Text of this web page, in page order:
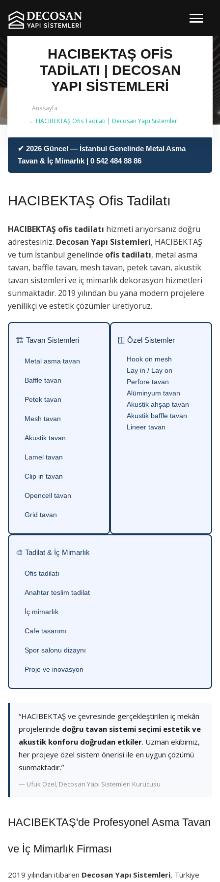
HACIBEKTAŞ OFIS
TADILATI | DECOSAN
YAPI SISTEMLERI
Anasayfa
HACIBEKTAŞ Ofis Tadilatı | Decosan Yapı Sistemleri
✔ 2026 Güncel — İstanbul Genelinde Metal Asma
Tavan & İç Mimarlık | 0 542 484 88 86
HACIBEKTAŞ Ofis Tadilatı
HACIBEKTAŞ ofis tadilatı hizmeti arıyorsanız doğru
adrestesiniz. Decosan Yapı Sistemleri, HACIBEKTAŞ
ve tüm İstanbul genelinde ofis tadilatı, metal asma
tavan, baffle tavan, mesh tavan, petek tavan, akustik
tavan sistemleri ve iç mimarlık dekorasyon hizmetleri
sunmaktadır. 2019 yılından bu yana modern projelere
yenilikçi ve estetik çözümler üretiyoruz.
🏗 Tavan Sistemleri
Metal asma tavan
Baffle tavan
Petek tavan
Mesh tavan
Akustik tavan
Lamel tavan
Clip in tavan
Opencell tavan
Grid tavan
🪟 Özel Sistemler
Hook on mesh
Lay in / Lay on
Perfore tavan
Alüminyum tavan
Akustik ahşap tavan
Akustik baffle tavan
Lineer tavan
🎨 Tadilat & İç Mimarlık
Ofis tadilatı
Anahtar teslim tadilat
İç mimarlık
Cafe tasarımı
Spor salonu dizaynı
Proje ve inovasyon
“HACIBEKTAŞ ve çevresinde gerçekleştirilen iç mekân
projelerinde doğru tavan sistemi seçimi estetik ve
akustik konforu doğrudan etkiler. Uzman ekibimiz,
her projeye özel sistem önerisi ile en uygun çözümü
sunmaktadır.”
— Ufuk Özel, Decosan Yapı Sistemleri Kurucusu
HACIBEKTAŞ'de Profesyonel Asma Tavan
ve İç Mimarlık Firması
2019 yılından itibaren Decosan Yapı Sistemleri, Türkiye